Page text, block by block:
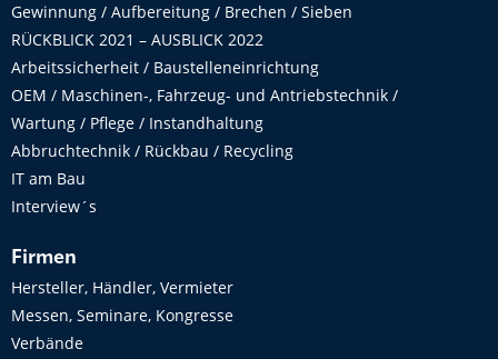
Gewinnung / Aufbereitung / Brechen / Sieben
RÜCKBLICK 2021 – AUSBLICK 2022
Arbeitssicherheit / Baustelleneinrichtung
OEM / Maschinen-, Fahrzeug- und Antriebstechnik /
Wartung / Pflege / Instandhaltung
Abbruchtechnik / Rückbau / Recycling
IT am Bau
Interview´s
Firmen
Hersteller, Händler, Vermieter
Messen, Seminare, Kongresse
Verbände